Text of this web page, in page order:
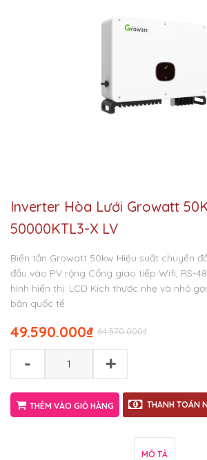
Inverter Hòa Lưới Growatt
50000KTL3-X LV
Biến tần Growatt 50kw Hiệu suất chuyển
đầu vào PV rộng Cổng giao tiếp Wifi, RS-
hình hiển thị: LCD Kích thước nhẹ và nhỏ
bản quốc tế
₫
64.570.000
₫
49.590.000
- +
THÊM VÀO GIỎ HÀNG THANH TOÁN
MÔ TẢ